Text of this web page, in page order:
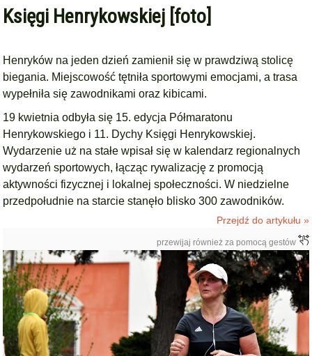
Księgi Henrykowskiej [foto]
Henryków na jeden dzień zamienił się w prawdziwą stolicę
biegania. Miejscowość tętniła sportowymi emocjami, a trasa
wypełniła się zawodnikami oraz kibicami.
19 kwietnia odbyła się 15. edycja Półmaratonu
Henrykowskiego i 11. Dychy Księgi Henrykowskiej.
Wydarzenie uż na stałe wpisał się w kalendarz regionalnych
wydarzeń sportowych, łącząc rywalizację z promocją
aktywności fizycznej i lokalnej społeczności. W niedzielne
przedpołudnie na starcie stanęło blisko 300 zawodników.
Przejdź do artykułu »
przewijaj również za pomocą gestów